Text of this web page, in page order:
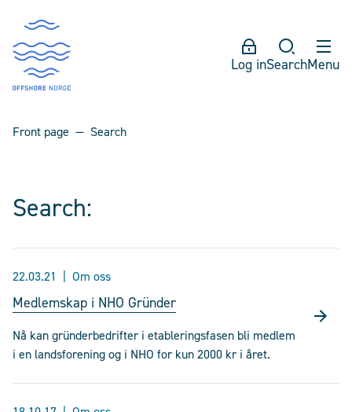
Log inSearchMenu
Front page Search
Search:
22.03.21 Om oss
Medlemskap i NHO Gründer
Nå kan gründerbedrifter i etableringsfasen bli medlem
i en landsforening og i NHO for kun 2000 kr i året.